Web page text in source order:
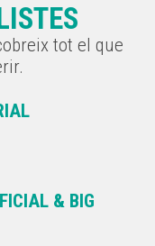
tot el que
& BIG